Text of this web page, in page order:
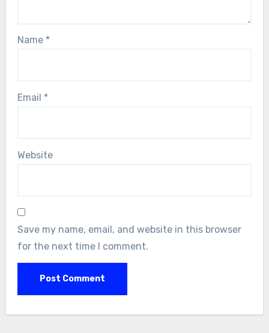
Name *
Email *
Website
Save my name, email, and website in this browser
for the next time I comment.